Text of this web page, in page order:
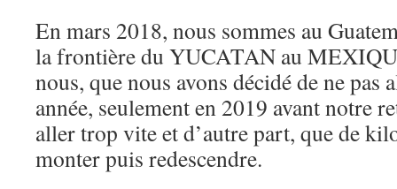
En mars 2018, nous sommes au
la frontière du YUCATAN au
nous, que nous avons décidé de ne
année, seulement en 2019 avant notre
aller trop vite et d’autre part, que de
monter puis redescendre.